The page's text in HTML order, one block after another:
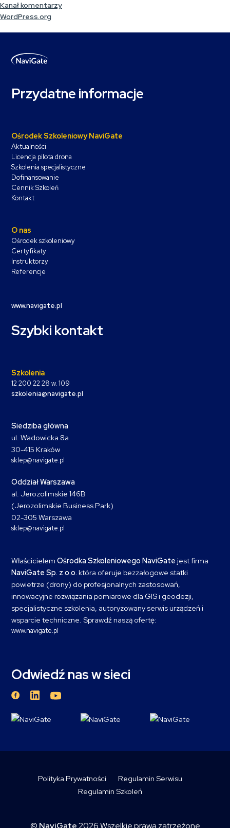
Kanał komentarzy
WordPress.org
Przydatne informacje
Ośrodek Szkoleniowy NaviGate
Aktualności
Licencja pilota drona
Szkolenia specjalistyczne
Dofinansowanie
Cennik Szkoleń
Kontakt
O nas
Ośrodek szkoleniowy
Certyfikaty
Instruktorzy
Referencje
www.navigate.pl
Szybki kontakt
Szkolenia
12 200 22 28 w. 109
szkolenia@navigate.pl
Siedziba główna
ul. Wadowicka 8a
30-415 Kraków
sklep@navigate.pl
Oddział Warszawa
al. Jerozolimskie 146B
(Jerozolimskie Business Park)
02-305 Warszawa
sklep@navigate.pl
Właścicielem Ośrodka Szkoleniowego NaviGate jest firma
NaviGate Sp. z o.o. która oferuje bezzałogowe statki
powietrze (drony) do profesjonalnych zastosowań,
innowacyjne rozwiązania pomiarowe dla GIS i geodezji,
specjalistyczne szkolenia, autoryzowany serwis urządzeń i
wsparcie techniczne. Sprawdź naszą ofertę:
www.navigate.pl
Odwiedź nas w sieci
Polityka Prywatności
Regulamin Serwisu
Regulamin Szkoleń
© NaviGate 2026 Wszelkie prawa zatrzeżone